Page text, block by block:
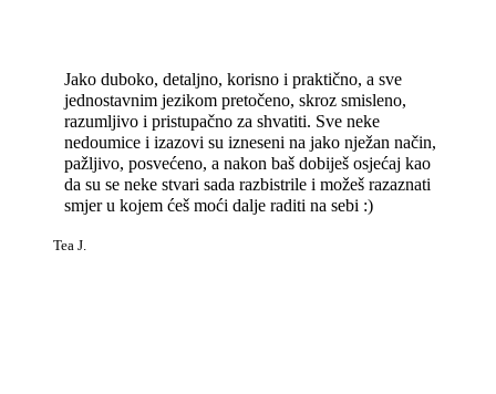
Jako duboko, detaljno, korisno i praktično, a sve
jednostavnim jezikom pretočeno, skroz smisleno,
razumljivo i pristupačno za shvatiti. Sve neke
nedoumice i izazovi su izneseni na jako nježan način,
pažljivo, posvećeno, a nakon baš dobiješ osjećaj kao
da su se neke stvari sada razbistrile i možeš razaznati
smjer u kojem ćeš moći dalje raditi na sebi :)
Tea J.